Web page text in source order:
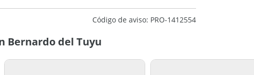
Código de aviso: PRO-1412554
Bernardo del Tuyu